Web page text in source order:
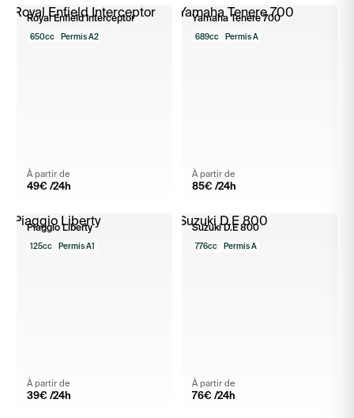
Royal Enfield Interceptor
650cc Permis A2
À partir de
49€ /24h
Yamaha Tenere 700
689cc Permis A
À partir de
85€ /24h
Piaggio Liberty
125cc Permis A1
À partir de
39€ /24h
Suzuki D.E 800
776cc Permis A
À partir de
76€ /24h